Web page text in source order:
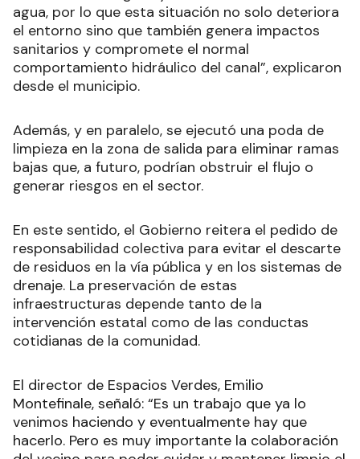
agua, por lo que esta situación no solo deteriora
el entorno sino que también genera impactos
sanitarios y compromete el normal
comportamiento hidráulico del canal”, explicaron
desde el municipio.
Además, y en paralelo, se ejecutó una poda de
limpieza en la zona de salida para eliminar ramas
bajas que, a futuro, podrían obstruir el flujo o
generar riesgos en el sector.
En este sentido, el Gobierno reitera el pedido de
responsabilidad colectiva para evitar el descarte
de residuos en la vía pública y en los sistemas de
drenaje. La preservación de estas
infraestructuras depende tanto de la
intervención estatal como de las conductas
cotidianas de la comunidad.
El director de Espacios Verdes, Emilio
Montefinale, señaló: “Es un trabajo que ya lo
venimos haciendo y eventualmente hay que
hacerlo. Pero es muy importante la colaboración